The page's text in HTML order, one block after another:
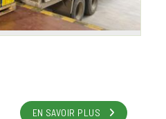
EN SAVOIR PLUS